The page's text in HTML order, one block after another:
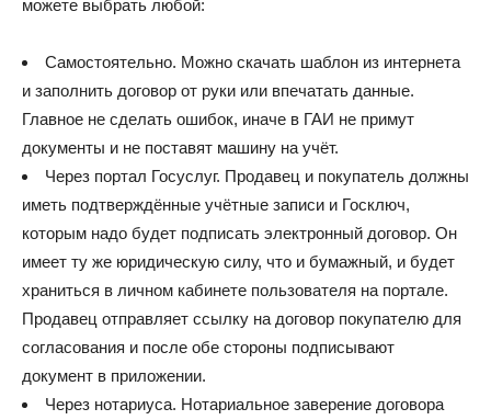
можете выбрать любой:
Самостоятельно. Можно скачать шаблон из интернета
и заполнить договор от руки или впечатать данные.
Главное не сделать ошибок, иначе в ГАИ не примут
документы и не поставят машину на учёт.
Через портал Госуслуг. Продавец и покупатель должны
иметь подтверждённые учётные записи и Госключ,
которым надо будет подписать электронный договор. Он
имеет ту же юридическую силу, что и бумажный, и будет
храниться в личном кабинете пользователя на портале.
Продавец отправляет ссылку на договор покупателю для
согласования и после обе стороны подписывают
документ в приложении.
Через нотариуса. Нотариальное заверение договора